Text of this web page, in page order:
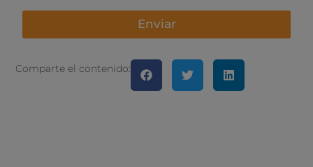
Enviar
Comparte el contenido: